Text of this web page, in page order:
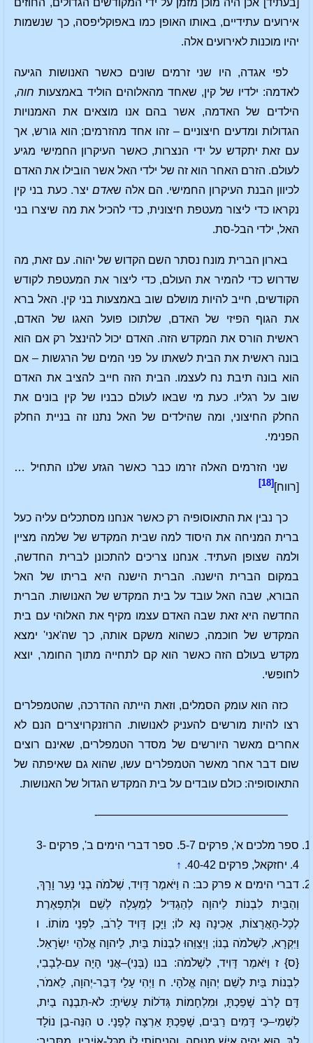
אירועים עתידיים, באותו האופן כמו באפוקליפסה, כך שנשמות
יהיו מוכנות לאירועים אלה.
לפי אגדה, היו שני זרמים שונים כאשר האנושות הגיעה
לאדמה: ילדיו של קין, שאחד מהאלוהים הוליד באמצעות חוה,
הילדים של האדמה, אשר בהם אנו מוצאים את האמנויות
הגדולות ומדעים חיצוניים – זהו אחד מהזרמים; הוא גורש, אך
עם זאת יתקדש על ידי הנצרות, כאשר העיקרון החמישי מגיע
לעולם. הזרם האחר הוא זה של ילדי האל אשר הובילו את האדם
לכיוון הבנת העיקרון החמישי. הם אלה שאדם יצר. כעת בני קין
נקראו כדי ליצור מעטפת חיצונית, כדי להכיל את מה שיצרו בני
האל, ילדי הבל-סת.
בארון הברית מונח נסתר השם הקדוש של יהוה. עם זאת, מה
שדרוש כדי להמיר את העולם, כדי ליצור את המעטפת לקודש
הקודשים, חייב להיות מושלם שוב באמצעות בני קין. האל ברא
את הגוף הפיזי של האדם, שלתוכו פועל האגו של האדם,
ראשית הורס את המקדש הזה. האדם יכול להינצל רק אם הוא
בונה ראשית את הבית לשאתו על פני המים של הרגשות – אם
הוא בונה תיבת נח לעצמו. הבית הזה חייב להציב את האדם
שוב על רגליו. כעת מי שבאו לעולם כבניו של קין בונים את
החלק החיצוני, ומה שהילדים של האל נתנו זה בניית החלק
הפנימי.
שני הזרמים האלה זרמו כבר כאשר הגזע שלנו התחיל …
[רווח][18]
כך נבין את התאוסופיה רק כאשר אנחנו מסתכלים עליה כעל
ברית המניחה את היסוד למה שבית המקדש של שלמה מציין
ולמה שצופן העתיד. אנחנו צריכים להתכונן לברית החדשה,
במקום הברית הישנה. הברית הישנה היא בריתו של האל
הבורא, שבה האל עובד על בית המקדש של האנושות. הברית
החדשה היא זאת שבה האדם עצמו מקיף את האלוהי עם בית
המקדש של חוכמה, כשהוא משקם אותה, כך שה'אני' ימצא
מקדש בעולם הזה כאשר הוא קם לתחייה מתוך החומר, יוצא
לחופשי.
כזה הוא עומק הסמלים, וזאת הייתה ההדרכה, שהטמפלרים
רצו להיות מורשים להעניק לאנושות. הרוזנקרויצרים הנם לא
אחרים מאשר היורשים של מסדר הטמפלרים, שאינם רוצים
שום דבר אחר מאשר הטמפלרים עשו, שהוא גם שאיפתה של
התאוסופיה: כולם עובדים על בית המקדש הגדול של האנושות.
—————————————————-
ספר מלכים א', פרקים 5-7. ספר דברי הימים ב', פרקים 3-
4. יחזקאל, פרקים 40-42.
↑
דברי הימים א פרק כב: ה וַיֹּאמֶר דָּוִיד, שְׁלֹמֹה בְנִי נַעַר וָרָךְ,
וְהַבַּיִת לִבְנוֹת לַיהוָה לְהַגְדִּיל לְמַעְלָה לְשֵׁם וּלְתִפְאֶרֶת
לְכָל-הָאֲרָצוֹת, אָכִינָה נָּא לוֹ; וַיָּכֶן דָּוִיד לָרֹב, לִפְנֵי מוֹתוֹ. ו
וַיִּקְרָא, לִשְׁלֹמֹה בְנוֹ; וַיְצַוֵּהוּ לִבְנוֹת בַּיִת, לַיהוָה אֱלֹהֵי יִשְׂרָאֵל.
{ס} ז וַיֹּאמֶר דָּוִיד, לִשְׁלֹמֹה: בנו (בְּנִי)–אֲנִי הָיָה עִם-לְבָבִי,
לִבְנוֹת בַּיִת לְשֵׁם יְהוָה אֱלֹהָי. ח וַיְהִי עָלַי דְּבַר-יְהוָה, לֵאמֹר,
דָּם לָרֹב שָׁפַכְתָּ, וּמִלְחָמוֹת גְּדֹלוֹת עָשִׂיתָ: לֹא-תִבְנֶה בַיִת,
לִשְׁמִי–כִּי דָּמִים רַבִּים, שָׁפַכְתָּ אַרְצָה לְפָנָי. ט הִנֵּה-בֵן נוֹלָד